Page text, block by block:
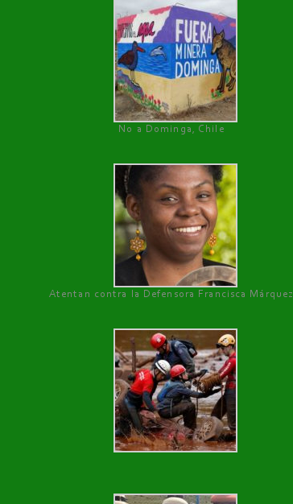
No a Dominga, Chile
Atentan contra la Defensora Francisca Márquez